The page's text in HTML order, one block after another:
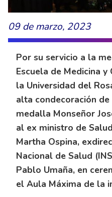
09 de marzo, 2023
Por su servicio a la
Escuela de Medicina
la Universidad del
alta condecoración
medalla Monseñor
al ex ministro de
Martha Ospina,
Nacional de Salud
Pablo Umaña, en
el Aula Máxima de la